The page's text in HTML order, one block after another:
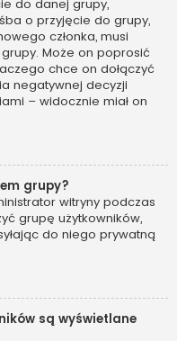
do danej grupy,
o przyjęcie do grupy,
członka, musi
Może on poprosić
chce on dołączyć
negatywnej decyzji
– widocznie miał on
grupy?
witryny podczas
grupę użytkowników,
do niego prywatną
są wyświetlane